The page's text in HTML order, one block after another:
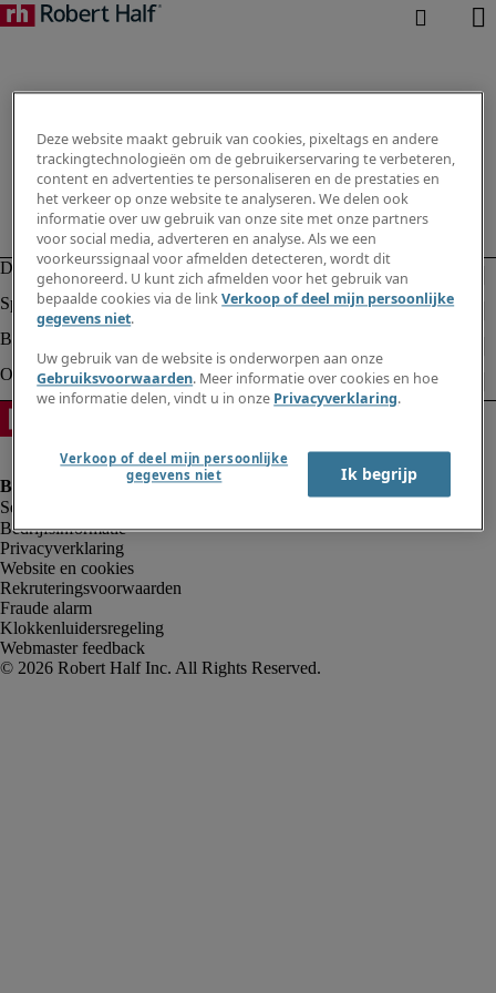
Bedrijfsinformatie
Privacyverklaring
Website en cookies
Rekruteringsvoorwaarden
Fraude alarm
Klokkenluidersregeling
Webmaster feedback
Deze website maakt gebruik van cookies, pixeltags en andere
trackingtechnologieën om de gebruikerservaring te verbeteren,
content en advertenties te personaliseren en de prestaties en
het verkeer op onze website te analyseren. We delen ook
informatie over uw gebruik van onze site met onze partners
voor social media, adverteren en analyse. Als we een
voorkeurssignaal voor afmelden detecteren, wordt dit
gehonoreerd. U kunt zich afmelden voor het gebruik van
bepaalde cookies via de linkVerkoop of deel mijn persoonlijke
gegevens niet.
Uw gebruik van de website is onderworpen aan onze
Gebruiksvoorwaarden. Meer informatie over cookies en hoe
we informatie delen, vindt u in onze Privacyverklaring.
Verkoop of deel mijn persoonlijke
gegevens niet
Ik begrijp